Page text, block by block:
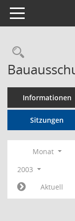
Toggle navigation
Informationen
Sitzungen
Monat
2003
Aktuell